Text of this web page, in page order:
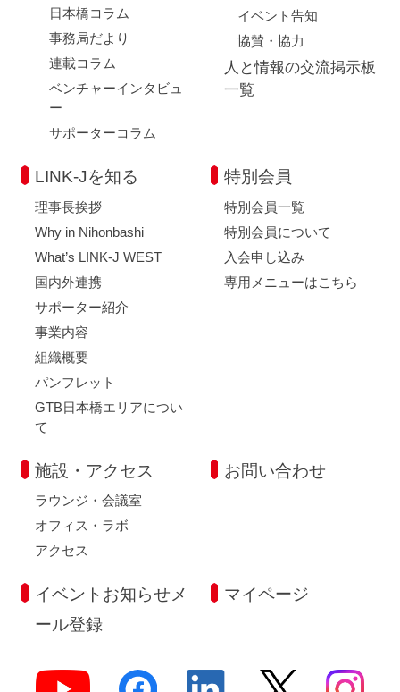
日本橋コラム
事務局だより
連載コラム
ベンチャーインタビュ
ー
サポーターコラム
イベント告知
協賛・協力
人と情報の交流掲示板
一覧
LINK-Jを知る
理事長挨拶
Why in Nihonbashi
What’s LINK-J WEST
国内外連携
サポーター紹介
事業内容
組織概要
パンフレット
GTB日本橋エリアについ
て
特別会員
特別会員一覧
特別会員について
入会申し込み
専用メニューはこちら
施設・アクセス
ラウンジ・会議室
オフィス・ラボ
アクセス
お問い合わせ
イベントお知らせメ
ール登録
マイページ